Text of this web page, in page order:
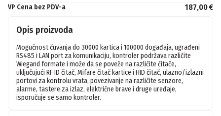
VP Cena bez PDV-a 187,00 €
Opis proizvoda
Mogučnost čuvanja do 30000 kartica i 100000 događaja, ugrađeni
RS485 i LAN port za komunikaciju, kontroler podržava različite
Wiegand formate i može da se poveže na različite čitače,
uključujući RF ID čitač, Mifare čitač kartice i HID čitač, ulazno/izlazni
portovi za kontrolu vrata, povezivanje na različite senzore,
alarme, tastere za izlaz, električne brave i druge uređaje,
isporučuje se samo kontroler.